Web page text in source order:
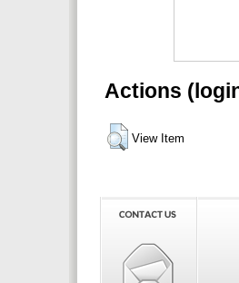
Actions
View Item